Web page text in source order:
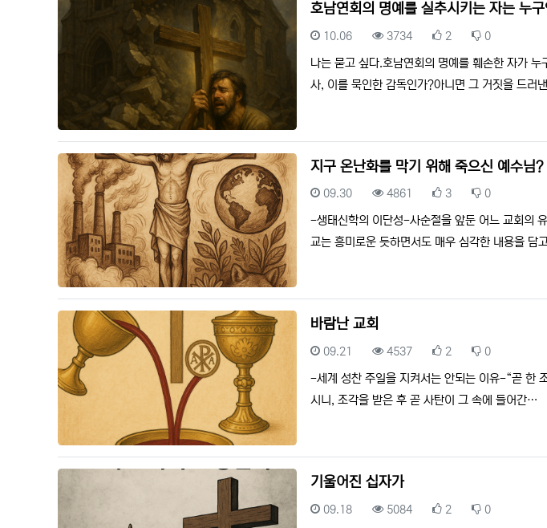
호남연회의 명예를 실추시키는 자는 누
등록일
10.06 조회
3734 추천
2 비추천
0
나는 묻고 싶다.호남연회의 명예를 훼손한 자가
사, 이를 묵인한 감독인가?아니면 그 거짓을 드러
지구 온난화를 막기 위해 죽으신 예수님?
등록일
09.30 조회
4861 추천
3 비추천
0
-생태신학의 이단성-사순절을 앞둔 어느 교회의
교는 흥미로운 듯하면서도 매우 심각한 내용을 담
바람난 교회
등록일
09.21 조회
4537 추천
2 비추천
0
-세계 성찬 주일을 지켜서는 안되는 이유-“곧 한
시니, 조각을 받은 후 곧 사탄이 그 속에 들어간…
기울어진 십자가
등록일
09.18 조회
5084 추천
2 비추천
0